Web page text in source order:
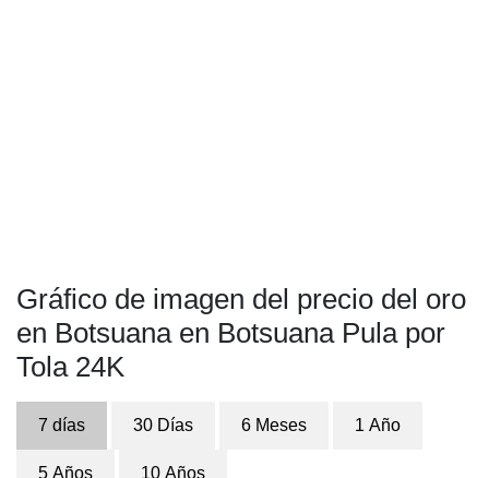
Gráfico de imagen del precio del oro
en Botsuana en Botsuana Pula por
Tola 24K
7 días 30 Días 6 Meses 1 Año
5 Años 10 Años